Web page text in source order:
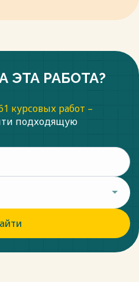
РАБОТА?
курсовых работ –
подходящую